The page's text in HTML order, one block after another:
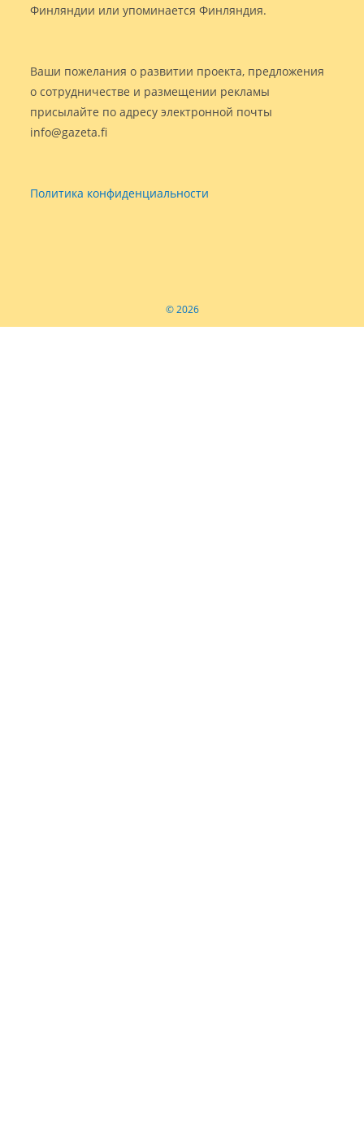
Финляндии или упоминается Финляндия.
Ваши пожелания о развитии проекта, предложения
о сотрудничестве и размещении рекламы
присылайте по адресу электронной почты
info@gazeta.fi
Политика конфиденциальности
© 2026